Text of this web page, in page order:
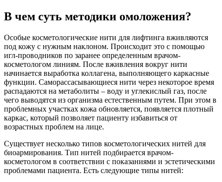
В чем суть методики омоложения?
Особые косметологические нити для лифтинга вживляются
под кожу с нужным наклоном. Происходит это с помощью
игл-проводников по заранее определенным врачом-
косметологом линиям. После вживления вокруг нити
начинается выработка коллагена, выполняющего каркасные
функции. Саморассасывающиеся нити через некоторое время
распадаются на метаболиты – воду и углекислый газ, после
чего выводятся из организма естественным путем. При этом в
проблемных участках кожа обновляется, появляется плотный
каркас, который позволяет пациенту избавиться от
возрастных проблем на лице.
Существует несколько типов косметологических нитей для
биоармирования. Тип нитей подбирается врачом-
косметологом в соответствии с показаниями и эстетическими
проблемами пациента. Есть следующие типы нитей: